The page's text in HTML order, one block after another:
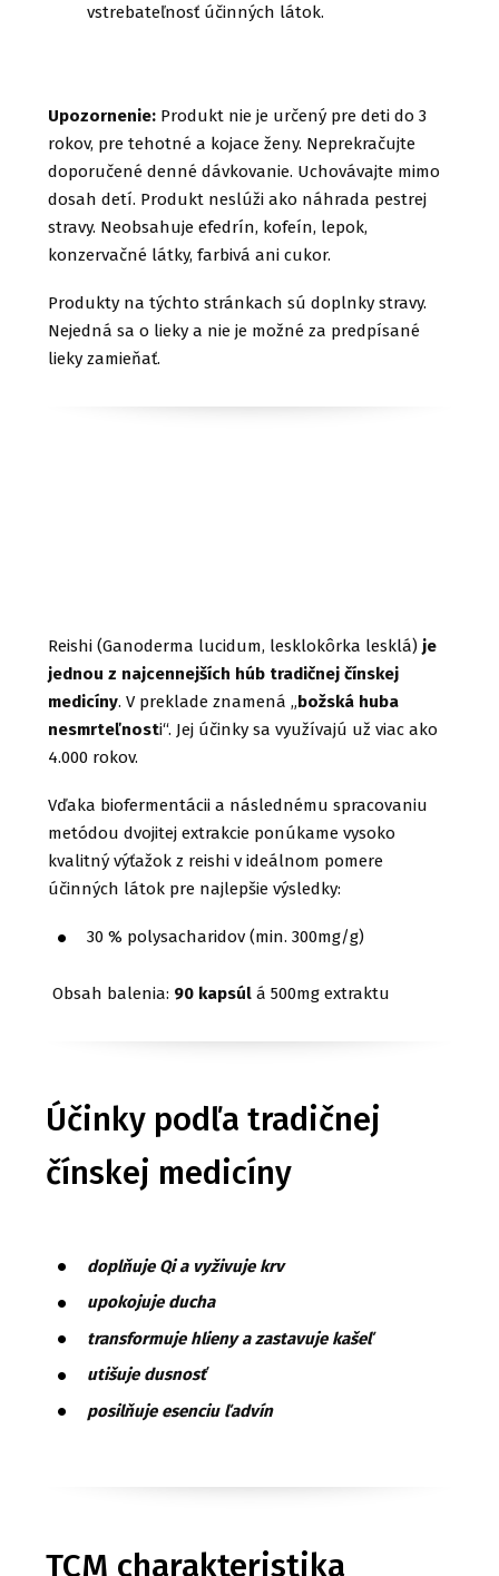
vstrebateľnosť účinných látok.
Upozornenie:Produkt nie je určený pre deti do 3
rokov, pre tehotné a kojace ženy. Neprekračujte
doporučené denné dávkovanie. Uchovávajte mimo
dosah detí. Produkt neslúži ako náhrada pestrej
stravy. Neobsahuje efedrín, kofeín, lepok,
konzervačné látky, farbivá ani cukor.
Produkty na týchto stránkach sú doplnky stravy.
Nejedná sa o lieky a nie je možné za predpísané
lieky zamieňať.
Reishi (Ganoderma lucidum, lesklokôrka lesklá) je
jednou z najcennejších húb tradičnej čínskej
medicíny. V preklade znamená „božská huba
nesmrteľnosti“. Jej účinky sa využívajú už viac ako
4.000 rokov.
Vďaka biofermentácii a následnému spracovaniu
metódou dvojitej extrakcie ponúkame vysoko
kvalitný výťažok z reishi v ideálnom pomere
účinných látok pre najlepšie výsledky:
30 % polysacharidov (min. 300mg/g)
Obsah balenia: 90 kapsúlá 500mg extraktu
Účinky podľa tradičnej
čínskej medicíny
doplňuje Qi a vyživuje krv
upokojuje ducha
transformuje hlieny a zastavuje kašeľ
utišuje dusnosť
posilňuje esenciu ľadvín
TCM charakteristika